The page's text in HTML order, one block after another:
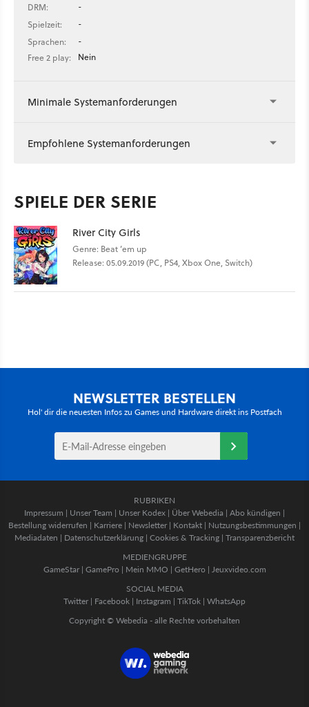
DRM:
-
Spielzeit:
-
Sprachen:
-
Free 2 play:
Nein
Minimale Systemanforderungen
Empfohlene Systemanforderungen
SPIELE DER SERIE
River City Girls
Genre: Beat ’em up
Release: 05.09.2019 (PC, PS4, Xbox One, Switch)
NEWSLETTER BESTELLEN
Hol' dir die neuesten Infos zu Games und Hardware direkt ins Postfach
RUBRIKEN
Impressum | Unser Team | Unser Kodex | Über Webedia | Abo kündigen |
Bestellung widerrufen | Karriere | Newsletter | Kontakt | Nutzungsbestimmungen |
Mediadaten | Datenschutzerklärung | Cookies & Tracking | Transparenzbericht
MEDIENGRUPPE
GameStar| GamePro | Mein MMO | GetHero | Jeuxvideo.com
SOCIAL MEDIA
Twitter | Facebook | Instagram | TikTok | WhatsApp
Copyright © Webedia - alle Rechte vorbehalten